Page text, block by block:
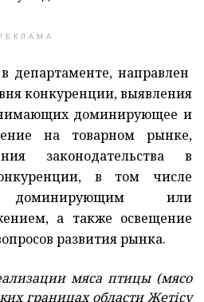
департаменте, направлен
конкуренции, выявления
доминирующее и
на товарном рынке,
законодательства в
в том числе
доминирующим или
а также освещение
развития рынка.
мяса птицы (мясо
границах области Жетісу